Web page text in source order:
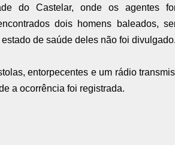
do Castelar, onde os agentes
dois homens baleados,
de saúde deles não foi divulgado.
entorpecentes e um rádio
a ocorrência foi registrada.